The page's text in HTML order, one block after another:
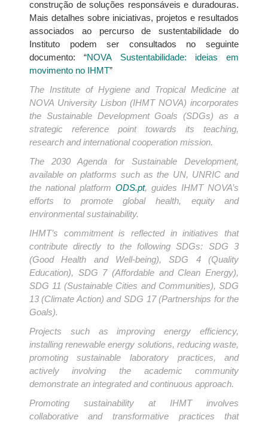
construção de soluções responsáveis e duradouras.
Mais detalhes sobre iniciativas, projetos e resultados
associados ao percurso de sustentabilidade do
Instituto podem ser consultados no seguinte
documento: “NOVA Sustentabilidade: ideias em
movimento no IHMT”
The Institute of Hygiene and Tropical Medicine at
NOVA University Lisbon (IHMT NOVA) incorporates
the Sustainable Development Goals (SDGs) as a
strategic reference point towards its teaching,
research and international cooperation mission.
The 2030 Agenda for Sustainable Development,
available on platforms such as the UN, UNRIC and
the national platform ODS.pt, guides IHMT NOVA’s
efforts to promote global health, equity and
environmental sustainability.
IHMT’s commitment is reflected in initiatives that
contribute directly to the following SDGs: SDG 3
(Good Health and Well-being), SDG 4 (Quality
Education), SDG 7 (Affordable and Clean Energy),
SDG 11 (Sustainable Cities and Communities), SDG
13 (Climate Action) and SDG 17 (Partnerships for the
Goals).
Projects such as improving energy efficiency,
installing renewable energy solutions, reducing waste,
promoting sustainable laboratory practices, and
actively involving the academic community
demonstrate an integrated and continuous approach.
Promoting sustainability at IHMT involves
collaborative and transformative practices that